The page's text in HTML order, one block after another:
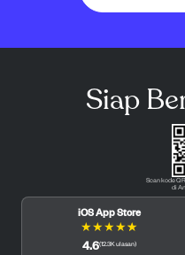
Siap
Scan kode
di
iOS App Store
★★★★★
4.6(12.3K ulasan)